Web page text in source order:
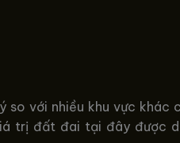
với nhiều khu vực khác
trị đất đai tại đây được